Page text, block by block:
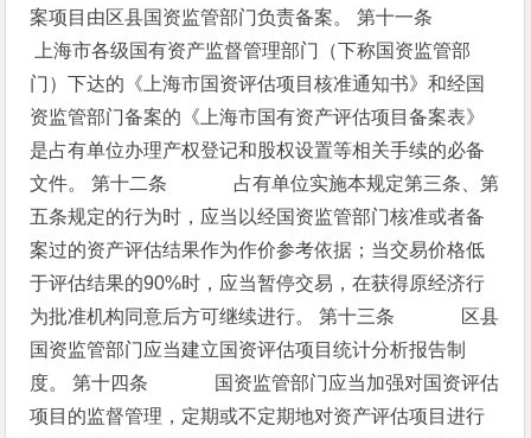
案项目由区县国资监管部门负责备案。
第十一条
上海市各级国有资产监督管理部门（下称国资监管部
门）下达的《上海市国资评估项目核准通知书》和经国
资监管部门备案的《上海市国有资产评估项目备案表》
是占有单位办理产权登记和股权设置等相关手续的必备
文件。
第十二条 占有单位实施本规定第三条、第
五条规定的行为时，应当以经国资监管部门核准或者备
案过的资产评估结果作为作价参考依据；当交易价格低
于评估结果的90%时，应当暂停交易，在获得原经济行
为批准机构同意后方可继续进行。
第十三条 区县
国资监管部门应当建立国资评估项目统计分析报告制
度。
第十四条 国资监管部门应当加强对国资评估
项目的监督管理，定期或不定期地对资产评估项目进行